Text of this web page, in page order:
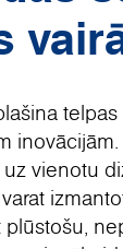
vienotu